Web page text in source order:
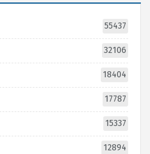
55437
32106
18404
17787
15337
12894